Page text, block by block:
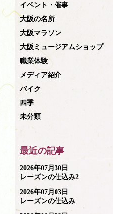
イベント・催事
大阪の名所
大阪マラソン
大阪ミュージアムショップ
職業体験
メディア紹介
バイク
四季
未分類
最近の記事
2026年07月30日
レーズンの仕込み2
2026年07月03日
レーズンの仕込み